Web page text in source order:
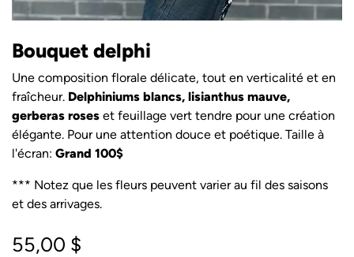
Bouquet delphi
Une composition florale délicate, tout en verticalité et en
fraîcheur. Delphiniums blancs, lisianthus mauve,
gerberas roses et feuillage vert tendre pour une création
élégante. Pour une attention douce et poétique. Taille à
l'écran: Grand 100$
*** Notez que les fleurs peuvent varier au fil des saisons
et des arrivages.
55,00 $